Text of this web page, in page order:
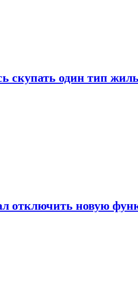
скупать один тип
отключить новую